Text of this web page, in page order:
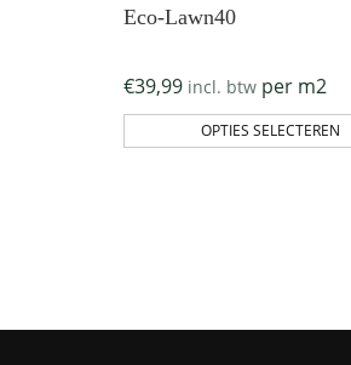
Eco-Lawn40
€39,99 incl. btw per m2
OPTIES SELECTEREN